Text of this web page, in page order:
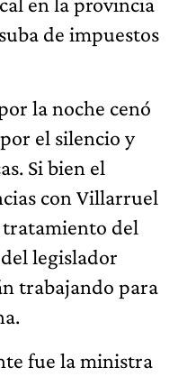
de impuestos
la noche cenó
el silencio y
Si bien el
con Villarruel
del
legislador
trabajando para
fue la ministra